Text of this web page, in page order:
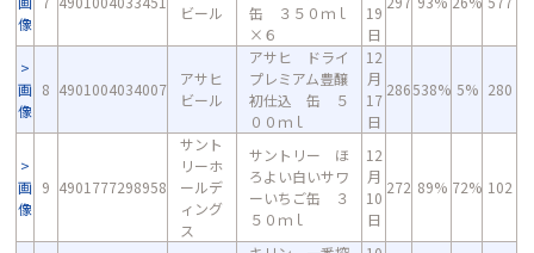
像
ビール
缶 ３５０ｍｌ
×６
19
日
画
像
8 4901004034007
アサヒ
ビール
アサヒ ドライ
プレミアム豊醸
初仕込 缶 ５
００ｍｌ
12
月
17
日
286538% 5% 280
画
像
9 4901777298958
サント
リーホ
ールデ
ィング
ス
サントリー ほ
ろよい白いサワ
ーいちご缶 ３
５０ｍｌ
12
月
10
日
272 89% 72% 102